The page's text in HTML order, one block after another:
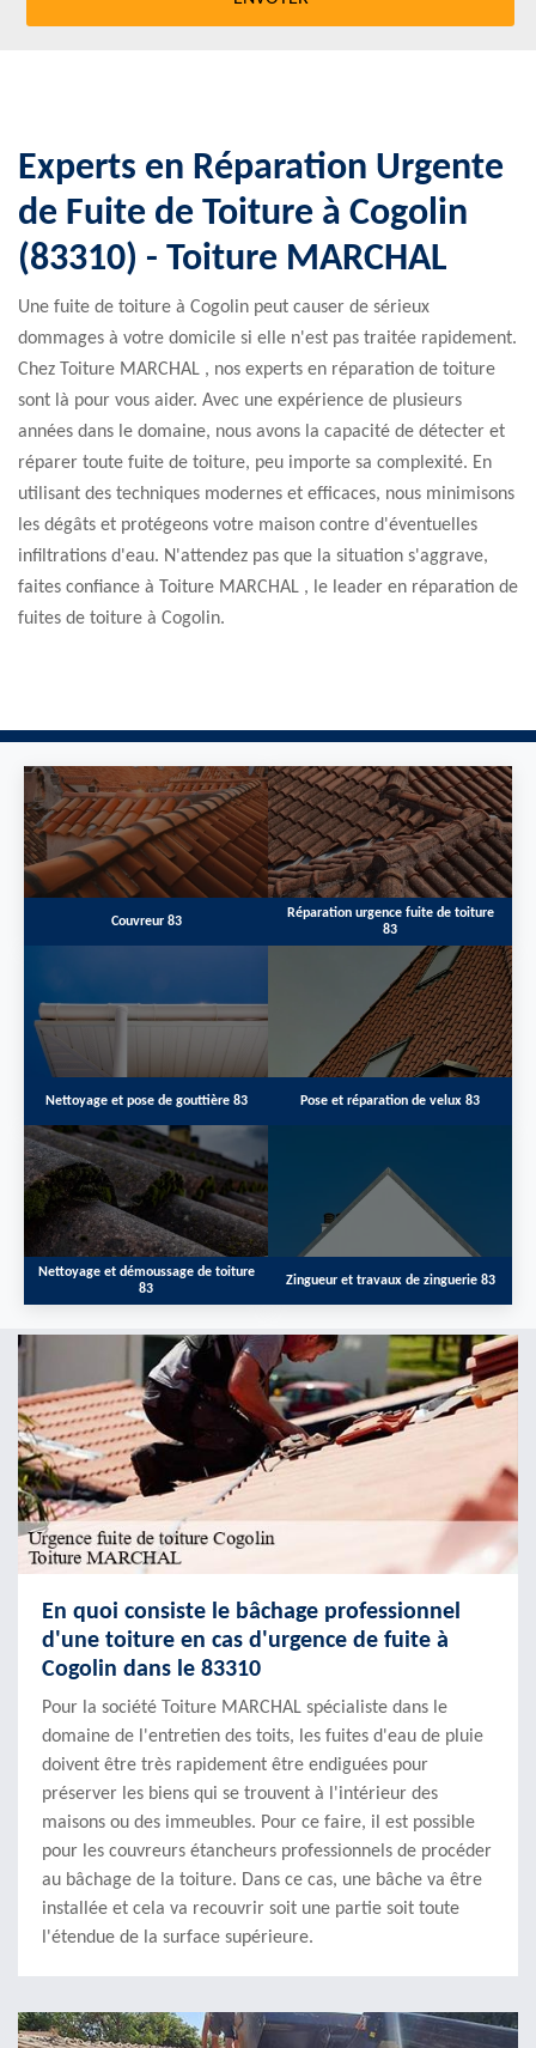
Experts en Réparation Urgente
de Fuite de Toiture à Cogolin
(83310) - Toiture MARCHAL
Une fuite de toiture à Cogolin peut causer de sérieux
dommages à votre domicile si elle n'est pas traitée rapidement.
Chez Toiture MARCHAL , nos experts en réparation de toiture
sont là pour vous aider. Avec une expérience de plusieurs
années dans le domaine, nous avons la capacité de détecter et
réparer toute fuite de toiture, peu importe sa complexité. En
utilisant des techniques modernes et efficaces, nous minimisons
les dégâts et protégeons votre maison contre d'éventuelles
infiltrations d'eau. N'attendez pas que la situation s'aggrave,
faites confiance à Toiture MARCHAL , le leader en réparation de
fuites de toiture à Cogolin.
Couvreur 83
Réparation urgence fuite de toiture
83
Nettoyage et pose de gouttière 83 Pose et réparation de velux 83
Nettoyage et démoussage de toiture
83
Zingueur et travaux de zinguerie 83
En quoi consiste le bâchage professionnel
d'une toiture en cas d'urgence de fuite à
Cogolin dans le 83310
Pour la société Toiture MARCHAL spécialiste dans le
domaine de l'entretien des toits, les fuites d'eau de pluie
doivent être très rapidement être endiguées pour
préserver les biens qui se trouvent à l'intérieur des
maisons ou des immeubles. Pour ce faire, il est possible
pour les couvreurs étancheurs professionnels de procéder
au bâchage de la toiture. Dans ce cas, une bâche va être
installée et cela va recouvrir soit une partie soit toute
l'étendue de la surface supérieure.